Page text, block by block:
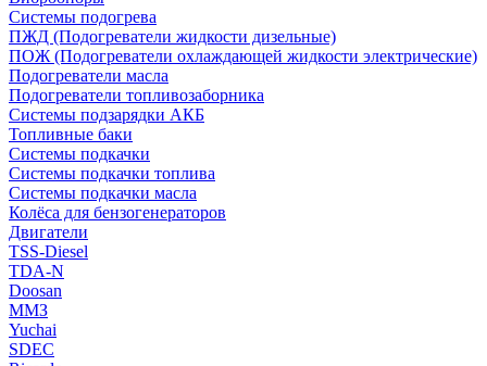
Системы подогрева
ПЖД (Подогреватели жидкости дизельные)
ПОЖ (Подогреватели охлаждающей жидкости электрические)
Подогреватели масла
Подогреватели топливозаборника
Системы подзарядки АКБ
Топливные баки
Системы подкачки
Системы подкачки топлива
Системы подкачки масла
Колёса для бензогенераторов
Двигатели
TSS-Diesel
TDA-N
Doosan
ММЗ
Yuchai
SDEC